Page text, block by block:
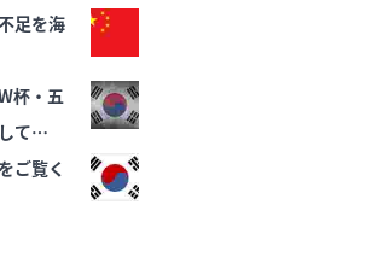
足を海
杯・五
いた
ご覧く